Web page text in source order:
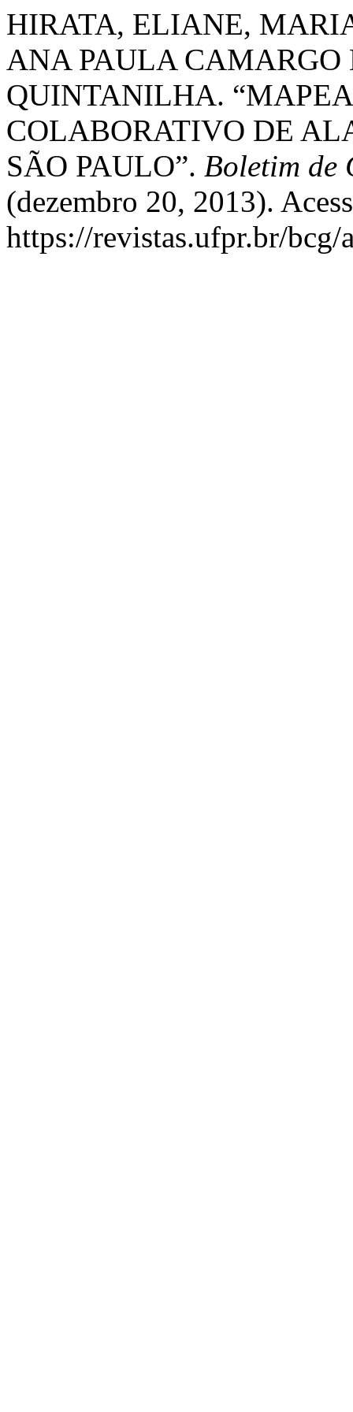
HIRATA, ELIANE,
ANA PAULA CAMARGO
QUINTANILHA.
COLABORATIVO DE
SÃO PAULO”. Boletim de
(dezembro 20, 2013).
https://revistas.ufpr.br/